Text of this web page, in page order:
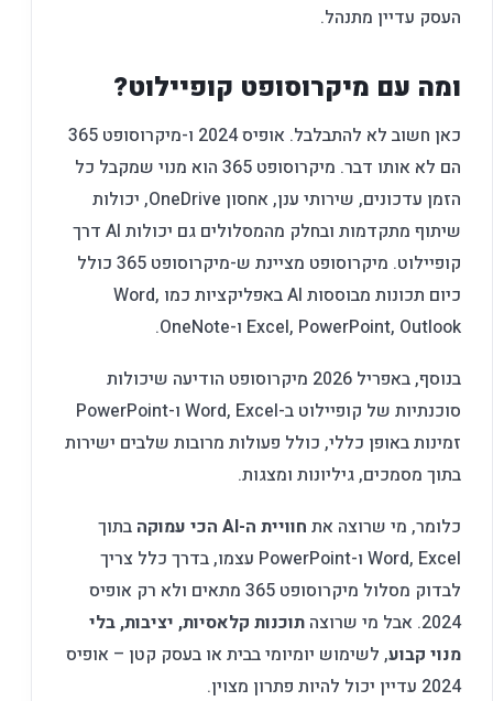
העסק עדיין מתנהל.
ומה עם מיקרוסופט קופיילוט?
כאן חשוב לא להתבלבל. אופיס 2024 ו-מיקרוסופט 365
הם לא אותו דבר. מיקרוסופט 365 הוא מנוי שמקבל כל
הזמן עדכונים, שירותי ענן, אחסון OneDrive, יכולות
שיתוף מתקדמות ובחלק מהמסלולים גם יכולות AI דרך
קופיילוט. מיקרוסופט מציינת ש-מיקרוסופט 365 כולל
כיום תכונות מבוססות AI באפליקציות כמו Word,
Excel, PowerPoint, Outlook ו-OneNote.
בנוסף, באפריל 2026 מיקרוסופט הודיעה שיכולות
סוכנתיות של קופיילוט ב-Word, Excel ו-PowerPoint
זמינות באופן כללי, כולל פעולות מרובות שלבים ישירות
בתוך מסמכים, גיליונות ומצגות.
כלומר, מי שרוצה את חוויית ה-AI הכי עמוקה
בתוך
Word, Excel ו-PowerPoint עצמו, בדרך כלל צריך
לבדוק מסלול מיקרוסופט 365 מתאים ולא רק אופיס
2024. אבל מי שרוצה
תוכנות קלאסיות, יציבות, בלי
מנוי קבוע, לשימוש יומיומי בבית או בעסק קטן – אופיס
2024 עדיין יכול להיות פתרון מצוין.